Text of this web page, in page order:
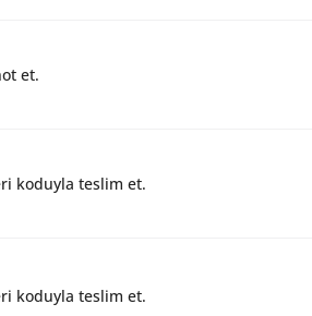
et.
koduyla teslim et.
koduyla teslim et.